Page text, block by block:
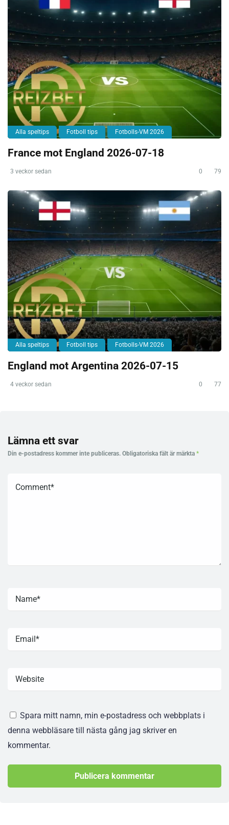
Alla speltips Fotboll tips Fotbolls-VM 2026
France mot England 2026-07-18
3 veckor sedan 0 79
Alla speltips Fotboll tips Fotbolls-VM 2026
England mot Argentina 2026-07-15
4 veckor sedan 0 77
Lämna ett svar
Din e-postadress kommer inte publiceras. Obligatoriska fält är märkta *
Spara mitt namn, min e-postadress och webbplats i
denna webbläsare till nästa gång jag skriver en
kommentar.